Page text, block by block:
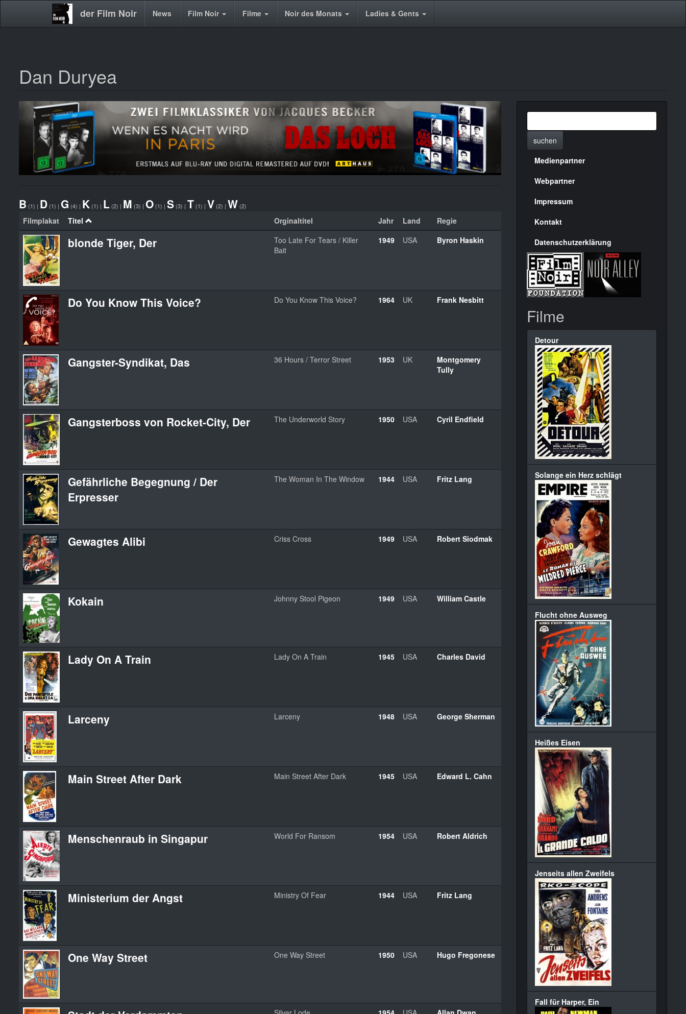
der Film Noir
Main News Film Noir Filme Noir des Monats Ladies & Gents
Dan Duryea
B (1) | D (1) | G (4) | K (1) | L (2) | M (3) | O (1) | S (3) | T (1) | V (2) | W (2)
Filmplakat Titel Orginaltitel Jahr Land Regie
blonde Tiger, Der
Too Late For Tears / Killer
Bait
1949 USA Byron Haskin
Do You Know This Voice? Do You Know This Voice? 1964 UK Frank Nesbitt
Gangster-Syndikat, Das 36 Hours / Terror Street 1953 UK
Montgomery
Tully
Gangsterboss von Rocket-City, Der The Underworld Story 1950 USA Cyril Endfield
Gefährliche Begegnung / Der
Erpresser
The Woman In The Window 1944 USA Fritz Lang
Gewagtes Alibi Criss Cross 1949 USA Robert Siodmak
Kokain Johnny Stool Pigeon 1949 USA William Castle
Lady On A Train Lady On A Train 1945 USA Charles David
Larceny Larceny 1948 USA George Sherman
Main Street After Dark Main Street After Dark 1945 USA Edward L. Cahn
Menschenraub in Singapur World For Ransom 1954 USA Robert Aldrich
Ministerium der Angst Ministry Of Fear 1944 USA Fritz Lang
One Way Street One Way Street 1950 USA Hugo Fregonese
suchen
Menülinks
rechte
Seite
Medienpartner
Webpartner
Impressum
Kontakt
Datenschutzerklärung
Filme
Detour
Solange ein Herz schlägt
Flucht ohne Ausweg
Heißes Eisen
Jenseits allen Zweifels
Fall für Harper, Ein